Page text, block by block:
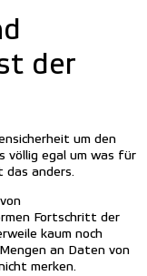
der
um den
völlig egal um was für
das anders.
Fortschritt der
kaum noch
an Daten von
merken.